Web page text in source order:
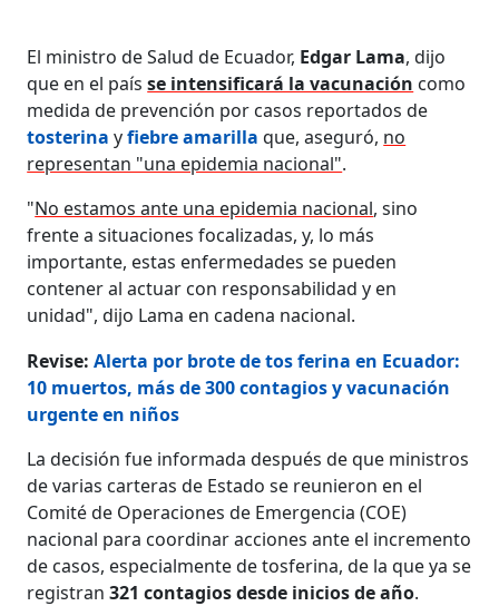
El ministro de Salud de Ecuador, Edgar Lama, dijo
que en el paísse intensificará la vacunación como
medida de prevención por casos reportados de
tosterina yfiebre amarillaque, aseguró, no
representan "una epidemia nacional".
"No estamos ante una epidemia nacional, sino
frente a situaciones focalizadas, y, lo más
importante, estas enfermedades se pueden
contener al actuar con responsabilidad y en
unidad", dijo Lama en cadena nacional.
Revise:Alerta por brote de tos ferina en Ecuador:
10 muertos, más de 300 contagios y vacunación
urgente en niños
La decisión fue informada después de que ministros
de varias carteras de Estado se reunieron en el
Comité de Operaciones de Emergencia (COE)
nacional para coordinar acciones ante el incremento
de casos, especialmente de tosferina, de la que ya se
registran321 contagios desde inicios de año.